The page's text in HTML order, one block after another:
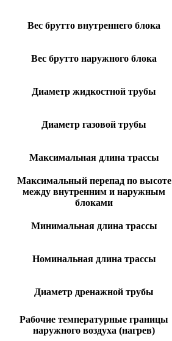
Вес брутто внутреннего блока
Вес брутто наружного блока
Диаметр жидкостной трубы
Диаметр газовой трубы
Максимальная длина трассы
Максимальный перепад по высоте
между внутренним и наружным
блоками
Минимальная длина трассы
Номинальная длина трассы
Диаметр дренажной трубы
Рабочие температурные границы
наружного воздуха (нагрев)